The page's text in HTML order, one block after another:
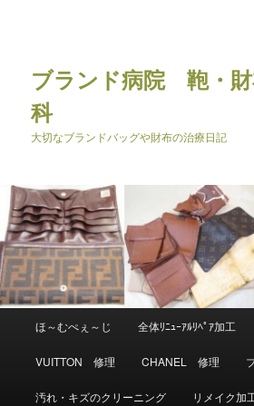
移
動
ブランド病院 鞄・
科
大切なブランドバッグや財布の治療日記
ほ～むぺぇ～じ 全体ﾘﾆｭｰｱﾙﾘﾍﾟｱ加工
VUITTON 修理 CHANEL 修理
汚れ・キズのクリーニング リメイク加